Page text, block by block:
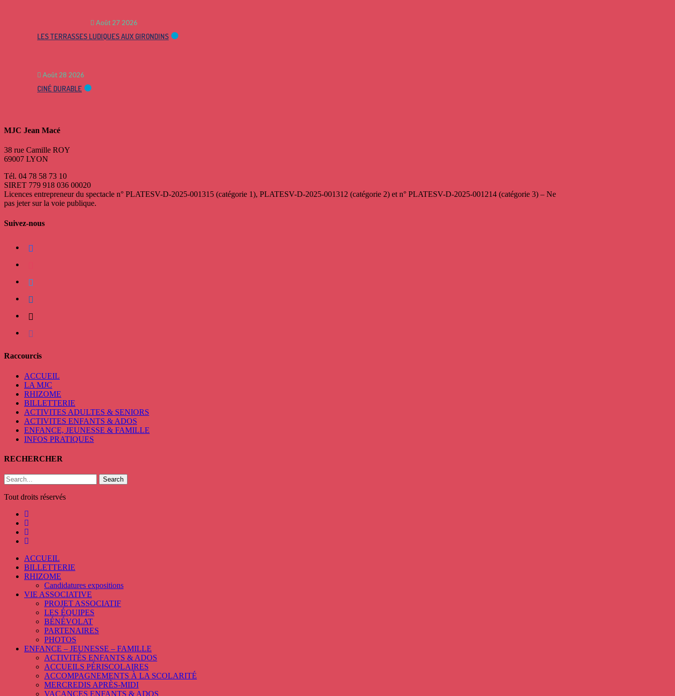
Août 27 2026
LES TERRASSES LUDIQUES AUX GIRONDINS
Août 28 2026
CINÉ DURABLE
MJC Jean Macé
38 rue Camille ROY
69007 LYON
Tél. 04 78 58 73 10
SIRET 779 918 036 00020
Licences entrepreneur du spectacle n° PLATESV-D-2025-001315 (catégorie 1), PLATESV-D-2025-001312 (catégorie 2) et n° PLATESV-D-2025-001214 (catégorie 3) – Ne
pas jeter sur la voie publique.
Suivez-nous
Raccourcis
ACCUEIL
LA MJC
RHIZOME
BILLETTERIE
ACTIVITES ADULTES & SENIORS
ACTIVITES ENFANTS & ADOS
ENFANCE, JEUNESSE & FAMILLE
INFOS PRATIQUES
RECHERCHER
Search
Tout droits réservés
ACCUEIL
BILLETTERIE
RHIZOME
Candidatures expositions
VIE ASSOCIATIVE
PROJET ASSOCIATIF
LES ÉQUIPES
BÉNÉVOLAT
PARTENAIRES
PHOTOS
ENFANCE – JEUNESSE – FAMILLE
ACTIVITÉS ENFANTS & ADOS
ACCUEILS PÉRISCOLAIRES
ACCOMPAGNEMENTS À LA SCOLARITÉ
MERCREDIS APRÈS-MIDI
VACANCES ENFANTS & ADOS